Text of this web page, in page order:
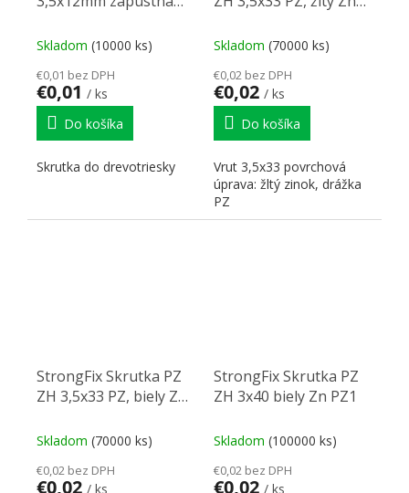
Skladom (10000 ks)
€0,01 bez DPH
€0,01 / ks
Do košíka
Skrutka do drevotriesky
Skladom (70000 ks)
€0,02 bez DPH
€0,02 / ks
Do košíka
Vrut 3,5x33 povrchová
úprava: žltý zinok, drážka
PZ
StrongFix Skrutka PZ
ZH 3,5x33 PZ, biely Zn
Skladom (70000 ks)
€0,02 bez DPH
€0,02 / ks
StrongFix Skrutka PZ
ZH 3x40 biely Zn PZ1
Skladom (100000 ks)
€0,02 bez DPH
€0,02 / ks